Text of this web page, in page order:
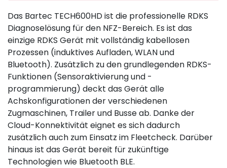
Das Bartec TECH600HD ist die professionelle RDKS
Diagnoselösung für den NFZ-Bereich. Es ist das
einzige RDKS Gerät mit vollständig kabellosen
Prozessen (induktives Aufladen, WLAN und
Bluetooth). Zusätzlich zu den grundlegenden RDKS-
Funktionen (Sensoraktivierung und -
programmierung) deckt das Gerät alle
Achskonfigurationen der verschiedenen
Zugmaschinen, Trailer und Busse ab. Danke der
Cloud-Konnektivität eignet es sich dadurch
zusätzlich auch zum Einsatz im Fleetcheck. Darüber
hinaus ist das Gerät bereit für zukünftige
Technologien wie Bluetooth BLE.